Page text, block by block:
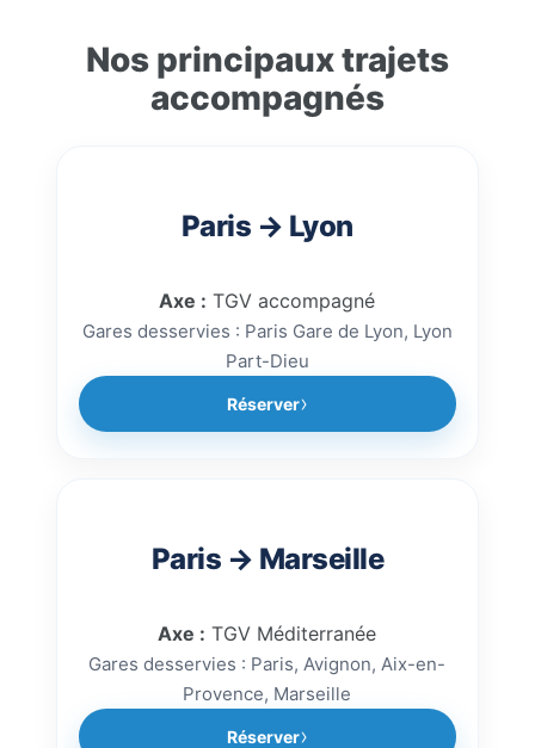
le voyage.
plateforme de réservation
ClubKids.fr. Sélectionnez votre
trajet, votre gare de départ et
accompagnement train
sécurisé.
Nos principaux trajets
accompagnés
Paris → Lyon
Axe : TGV accompagné
Gares desservies : Paris Gare de Lyon, Lyon
Part-Dieu
Réserver
Paris → Marseille
Axe : TGV Méditerranée
Gares desservies : Paris, Avignon, Aix-en-
Provence, Marseille
Réserver